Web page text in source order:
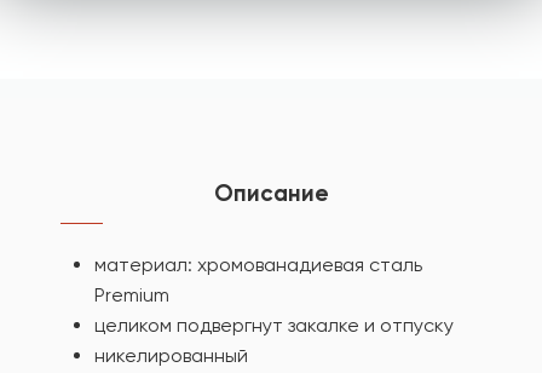
Описание
материал: хромованадиевая сталь
Premium
целиком подвергнут закалке и отпуску
никелированный